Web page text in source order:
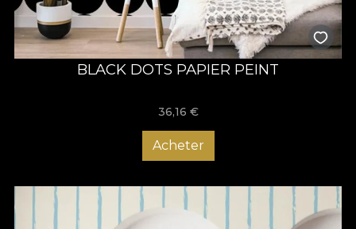
BLACK DOTS PAPIER PEINT
36,16 €
Acheter